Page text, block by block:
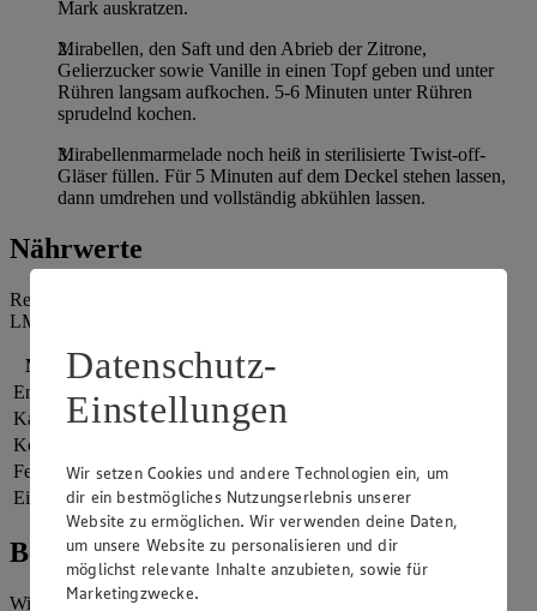
Mark auskratzen.
Mirabellen, den Saft und den Abrieb der Zitrone,
Gelierzucker sowie Vanille in einen Topf geben und unter
Rühren langsam aufkochen. 5-6 Minuten unter Rühren
sprudelnd kochen.
Mirabellenmarmelade noch heiß in sterilisierte Twist-off-
Gläser füllen. Für 5 Minuten auf dem Deckel stehen lassen,
dann umdrehen und vollständig abkühlen lassen.
Nährwerte
Referenzmenge für einen durchschnittlichen Erwachsenen laut
LMIV (8.400 kJ/2.000 kcal).
Nährwerte
pro Portion
Energie
2.114 kj (25 %)
Kalorien
505 kcal (25 %)
Kohlenhydrate
Fett
1 g
Eiweiß
2 g
Bewertung
Wie hat es dir geschmeckt?
Datenschutz-
Einstellungen
Wir setzen Cookies und andere Technologien ein, um
dir ein bestmögliches Nutzungserlebnis unserer
Website zu ermöglichen. Wir verwenden deine Daten,
um unsere Website zu personalisieren und dir
möglichst relevante Inhalte anzubieten, sowie für
Marketingzwecke.